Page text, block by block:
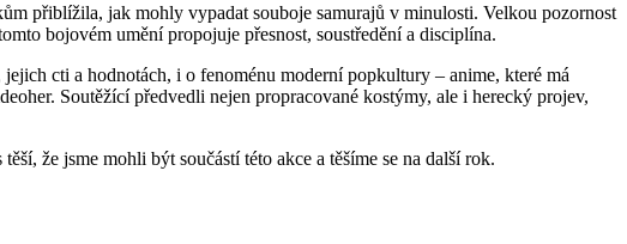
přiblížila, jak mohly vypadat souboje samurajů v minulosti. Velkou pozornost
bojovém umění propojuje přesnost, soustředění a disciplína.
cti a hodnotách, i o fenoménu moderní popkultury – anime, které má
Soutěžící předvedli nejen propracované kostýmy, ale i herecký projev,
že jsme mohli být součástí této akce a těšíme se na další rok.